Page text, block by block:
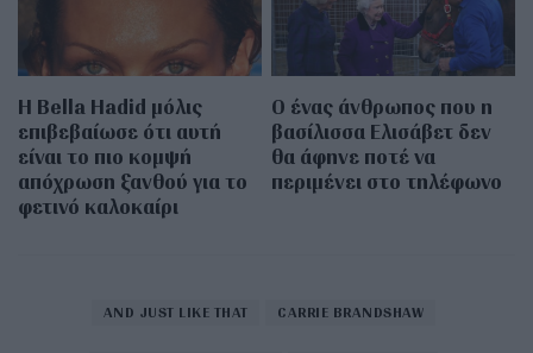
Η Bella Hadid μόλις
επιβεβαίωσε ότι αυτή
είναι το πιο κομψή
απόχρωση ξανθού για το
φετινό καλοκαίρι
Ο ένας άνθρωπος που η
βασίλισσα Ελισάβετ δεν
θα άφηνε ποτέ να
περιμένει στο τηλέφωνο
AND JUST LIKE THAT CARRIE BRANDSHAW